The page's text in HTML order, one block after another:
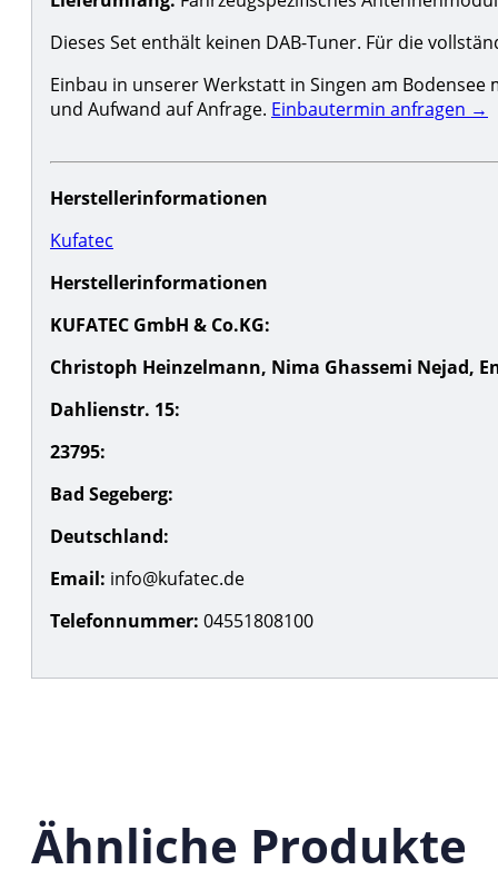
Dieses Set enthält keinen DAB-Tuner. Für die
Einbau in unserer Werkstatt in Singen am
und Aufwand auf Anfrage. Einbautermin anfragen →
Herstellerinformationen
Kufatec
Herstellerinformationen
KUFATEC GmbH & Co.KG:
Christoph Heinzelmann, Nima Ghassemi Nejad,
Dahlienstr. 15:
23795:
Bad Segeberg:
Deutschland:
Email: info@kufatec.de
Telefonnummer: 04551808100
Ähnliche Produkte